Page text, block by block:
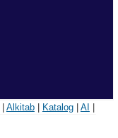
Alkitab| Katalog| AI